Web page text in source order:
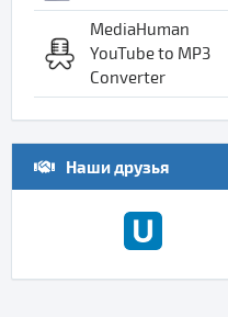
MediaHuman
YouTube to MP3
Converter
Наши друзья